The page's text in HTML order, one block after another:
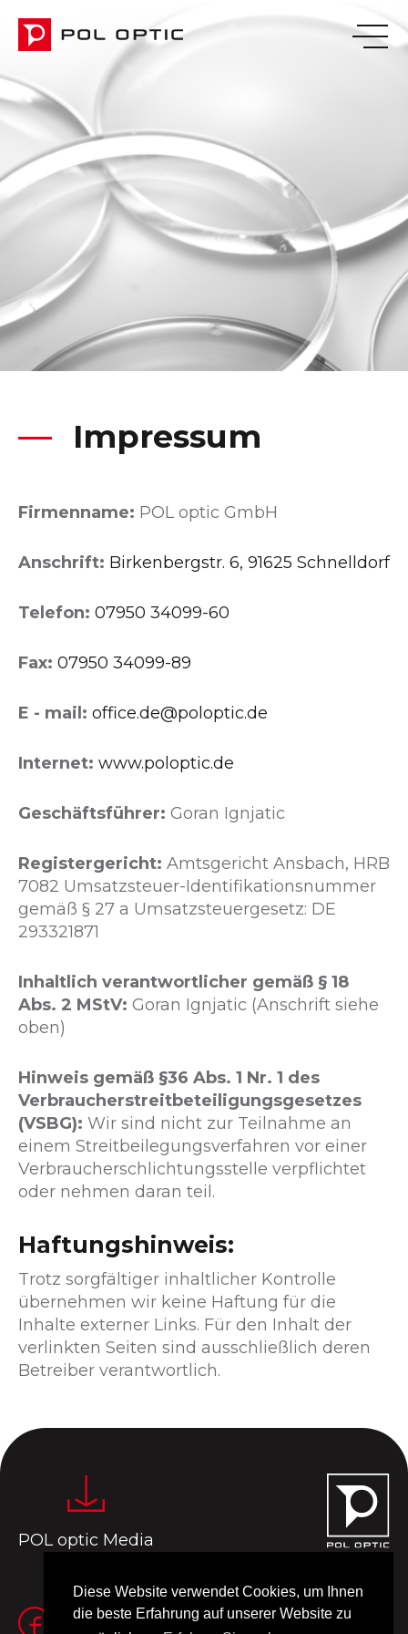
Diese Website verwendet Cookies, um Ihnen
die beste Erfahrung auf unserer Website zu
Impressum
Firmenname: POL optic GmbH
Anschrift: Birkenbergstr. 6, 91625 Schnelldorf
Telefon: 07950 34099-60
Fax: 07950 34099-89
E - mail: office.de@poloptic.de
Internet: www.poloptic.de
Geschäftsführer: Goran Ignjatic
Registergericht: Amtsgericht Ansbach, HRB
7082 Umsatzsteuer-Identifikationsnummer
gemäß § 27 a Umsatzsteuergesetz: DE
293321871
Inhaltlich verantwortlicher gemäß § 18
Abs. 2 MStV: Goran Ignjatic (Anschrift siehe
oben)
Hinweis gemäß §36 Abs. 1 Nr. 1 des
Verbraucherstreitbeteiligungsgesetzes
(VSBG): Wir sind nicht zur Teilnahme an
einem Streitbeilegungsverfahren vor einer
Verbraucherschlichtungsstelle verpflichtet
oder nehmen daran teil.
Haftungshinweis:
Trotz sorgfältiger inhaltlicher Kontrolle
übernehmen wir keine Haftung für die
Inhalte externer Links. Für den Inhalt der
verlinkten Seiten sind ausschließlich deren
Betreiber verantwortlich.
POL optic Media